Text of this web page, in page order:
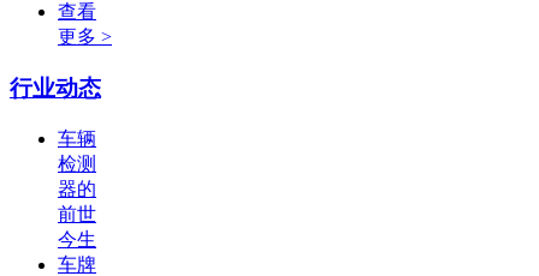
查看
更多 >
行业动态
车辆
检测
器的
前世
今生
车牌